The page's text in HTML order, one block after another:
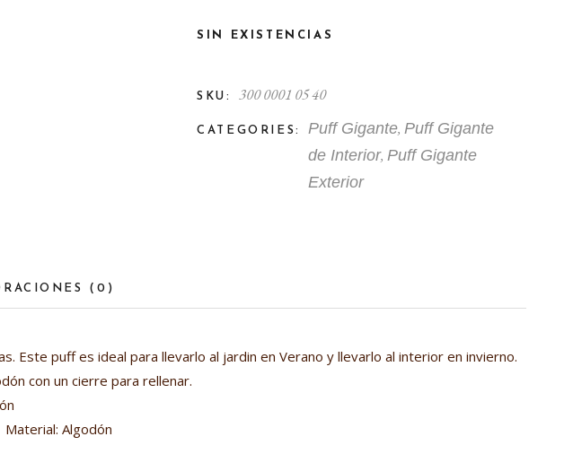
SIN EXISTENCIAS
SKU: 300 0001 05 40
CATEGORIES: Puff Gigante, Puff Gigante
de Interior, Puff Gigante
Exterior
(0)
Este puff es ideal para llevarlo al jardin en Verano y llevarlo al interior en invierno.
con un cierre para rellenar.
Algodón